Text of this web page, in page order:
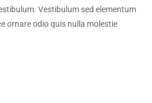
Vestibulum sed elementum
ornare odio quis nulla molestie